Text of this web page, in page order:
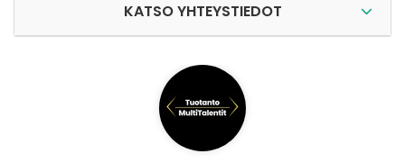
KATSO YHTEYSTIEDOT